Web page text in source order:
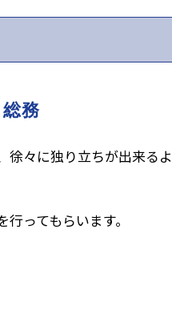
務
徐々に独り立ちが出来るよ
ってもらいます。